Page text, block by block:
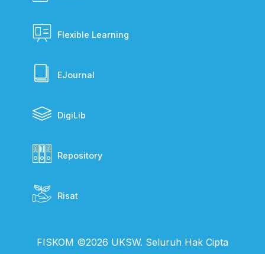
Flexible Learning
EJournal
DigiLib
Repository
Risat
FISKOM ©2026 UKSW. Seluruh Hak Cipta